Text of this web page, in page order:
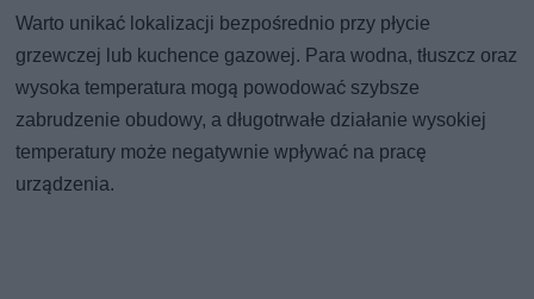
Warto unikać lokalizacji bezpośrednio przy płycie
grzewczej lub kuchence gazowej. Para wodna, tłuszcz oraz
wysoka temperatura mogą powodować szybsze
zabrudzenie obudowy, a długotrwałe działanie wysokiej
temperatury może negatywnie wpływać na pracę
urządzenia.